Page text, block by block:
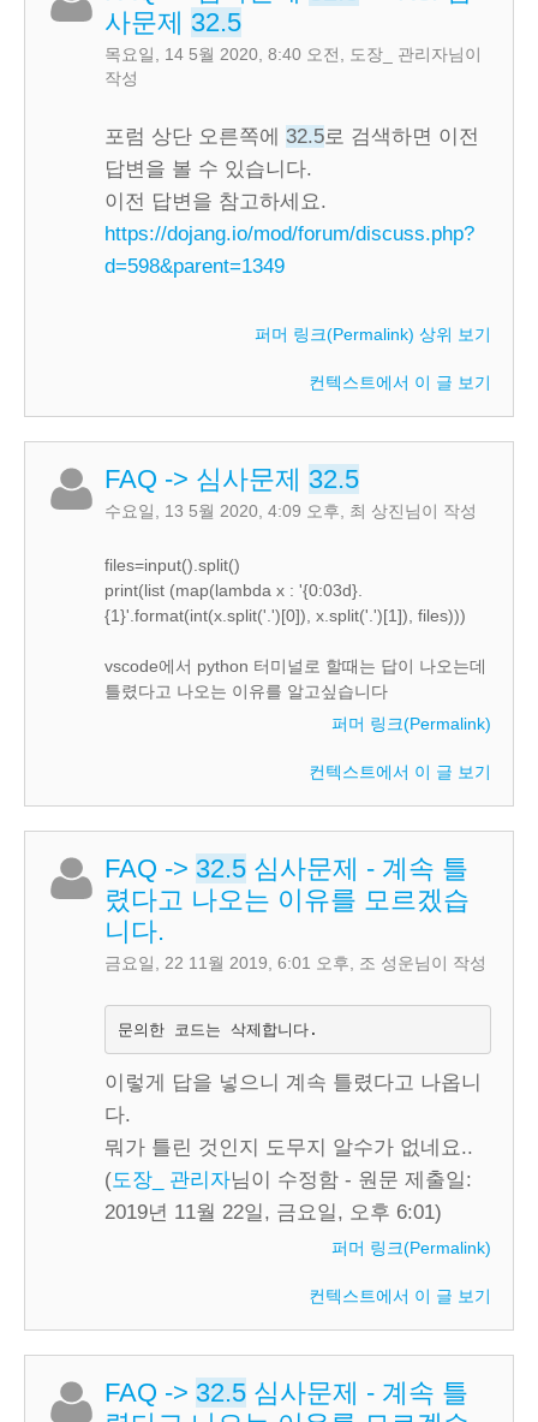
사문제 32.5
목요일, 14 5월 2020, 8:40 오전 도장_ 관리자님이
작성
포럼 상단 오른쪽에 32.5로 검색하면 이전
답변을 볼 수 있습니다.
이전 답변을 참고하세요.
https://dojang.io/mod/forum/discuss.php?
d=598&parent=1349
퍼머 링크(Permalink) 상위 보기
컨텍스트에서 이 글 보기
FAQ -> 심사문제 32.5
수요일, 13 5월 2020, 4:09 오후 최 상진님이 작성
files=input().split()
print(list (map(lambda x : '{0:03d}.
{1}'.format(int(x.split('.')[0]), x.split('.')[1]), files)))
vscode에서 python 터미널로 할때는 답이 나오는데
틀렸다고 나오는 이유를 알고싶습니다
퍼머 링크(Permalink)
컨텍스트에서 이 글 보기
FAQ -> 32.5 심사문제 - 계속 틀
렸다고 나오는 이유를 모르겠습
니다.
금요일, 22 11월 2019, 6:01 오후 조 성운님이 작성
문의한 코드는 삭제합니다.
이렇게 답을 넣으니 계속 틀렸다고 나옵니
다.
뭐가 틀린 것인지 도무지 알수가 없네요..
(도장_ 관리자님이 수정함 - 원문 제출일:
2019년 11월 22일, 금요일, 오후 6:01)
퍼머 링크(Permalink)
컨텍스트에서 이 글 보기
FAQ -> 32.5 심사문제 - 계속 틀